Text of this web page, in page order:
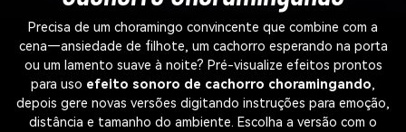
Precisa de um choramingo convincente que combine com a
cena—ansiedade de filhote, um cachorro esperando na porta
ou um lamento suave à noite? Pré-visualize efeitos prontos
para uso efeito sonoro de cachorro choramingando,
depois gere novas versões digitando instruções para emoção,
distância e tamanho do ambiente. Escolha a versão com o